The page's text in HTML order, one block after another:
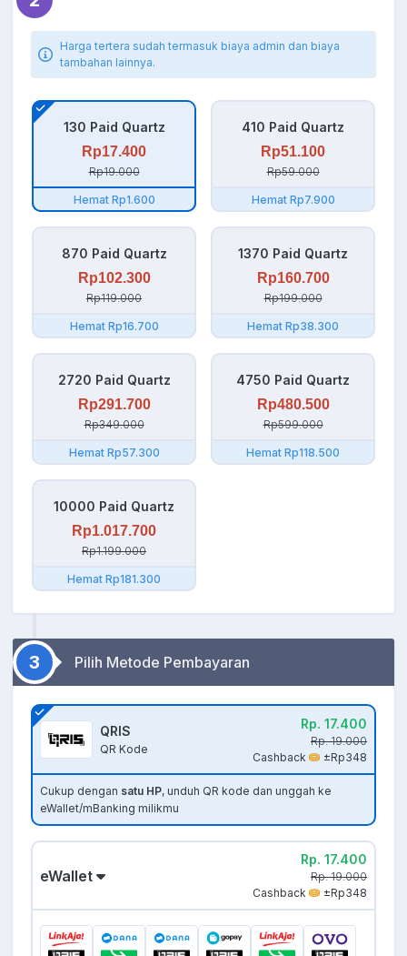
Harga tertera sudah termasuk biaya admin dan biaya
tambahan lainnya.
130 Paid Quartz
Rp17.400
Rp19.000
Hemat Rp1.600
410 Paid Quartz
Rp51.100
Rp59.000
Hemat Rp7.900
870 Paid Quartz
Rp102.300
Rp119.000
Hemat Rp16.700
1370 Paid Quartz
Rp160.700
Rp199.000
Hemat Rp38.300
2720 Paid Quartz
Rp291.700
Rp349.000
Hemat Rp57.300
4750 Paid Quartz
Rp480.500
Rp599.000
Hemat Rp118.500
10000 Paid Quartz
Rp1.017.700
Rp1.199.000
Hemat Rp181.300
3 Pilih Metode Pembayaran
QRIS
QR Kode
Rp. 17.400
Rp. 19.000
Cashback
±Rp348
Cukup dengan satu HP, unduh QR kode dan unggah ke
eWallet/mBanking milikmu
eWallet
Rp. 17.400
Rp. 19.000
Cashback
±Rp348